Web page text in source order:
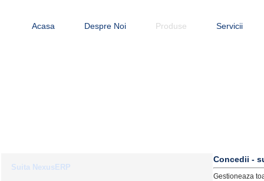
Acasa Despre Noi Produse Servicii
Suita NexusERP
Concedii -
Gestioneaza